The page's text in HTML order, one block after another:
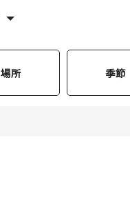
場所 季節